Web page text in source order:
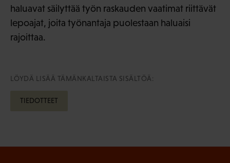
haluavat säilyttää työn raskauden vaatimat riittävät
lepoajat, joita työnantaja puolestaan haluaisi
rajoittaa.
LÖYDÄ LISÄÄ TÄMÄNKALTAISTA SISÄLTÖÄ:
TIEDOTTEET